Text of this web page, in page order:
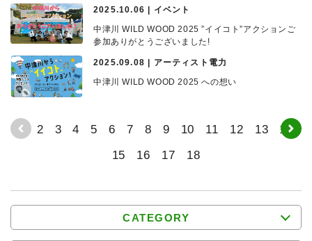
2025.10.06 | イベント
中津川 WILD WOOD 2025 ”イイコト”アクションご
参加ありがとうございました!
2025.09.08 | アーティスト電力
中津川 WILD WOOD 2025 への想い
1 2 3 4 5 6 7 8 9 10 11 12 13
14
15
16 17 18
CATEGORY